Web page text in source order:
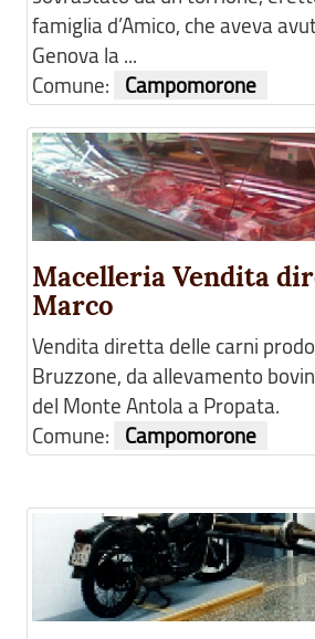
famiglia d’Amico, che aveva
Genova la ...
Comune:
Campomorone
Macelleria Vendita
Marco
Vendita diretta delle carni
Bruzzone, da allevamento
del Monte Antola a Propata.
Comune:
Campomorone